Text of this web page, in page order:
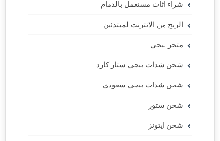
شراء اثاث مستعمل بالدمام
الربح من الانترنت لمبتدئين
متجر ببجي
شحن شدات ببجي ستار كارد
شحن شدات ببجي سعودي
شحن ستور
شحن ايتونز